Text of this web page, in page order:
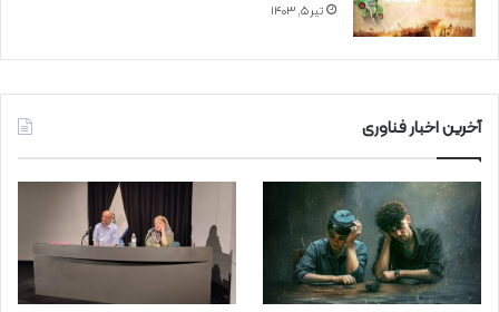
تیر ۵, ۱۴۰۳
آخرین اخبار فناوری